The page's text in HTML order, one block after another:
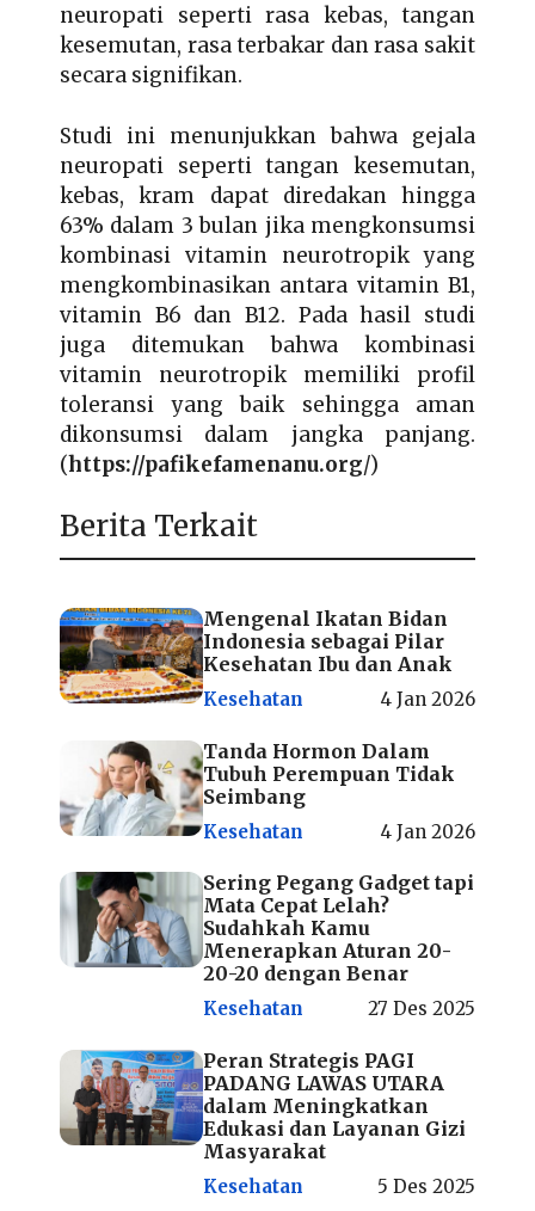
neuropati seperti rasa kebas, tangan
kesemutan, rasa terbakar dan rasa sakit
secara signifikan.
Studi ini menunjukkan bahwa gejala
neuropati seperti tangan kesemutan,
kebas, kram dapat diredakan hingga
63% dalam 3 bulan jika mengkonsumsi
kombinasi vitamin neurotropik yang
mengkombinasikan antara vitamin B1,
vitamin B6 dan B12. Pada hasil studi
juga ditemukan bahwa kombinasi
vitamin neurotropik memiliki profil
toleransi yang baik sehingga aman
dikonsumsi dalam jangka panjang.
(https://pafikefamenanu.org/)
Berita Terkait
Mengenal Ikatan Bidan
Indonesia sebagai Pilar
Kesehatan Ibu dan Anak
Kesehatan 4 Jan 2026
Tanda Hormon Dalam
Tubuh Perempuan Tidak
Seimbang
Kesehatan 4 Jan 2026
Sering Pegang Gadget tapi
Mata Cepat Lelah?
Sudahkah Kamu
Menerapkan Aturan 20-
20-20 dengan Benar
Kesehatan 27 Des 2025
Peran Strategis PAGI
PADANG LAWAS UTARA
dalam Meningkatkan
Edukasi dan Layanan Gizi
Masyarakat
Kesehatan 5 Des 2025